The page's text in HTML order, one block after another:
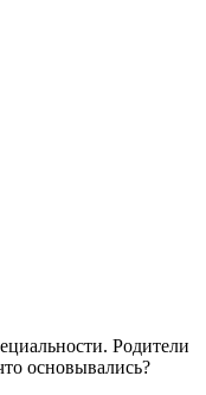
Родители
основывались?